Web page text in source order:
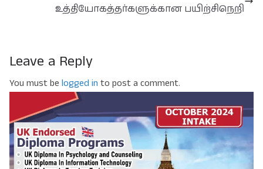
உத்தியோகத்தர்களுக்கான பயிற்சிநெறி
Leave a Reply
You must be logged in to post a comment.